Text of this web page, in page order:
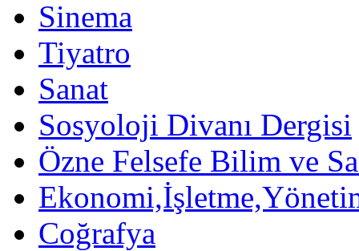
Sinema
Tiyatro
Sanat
Sosyoloji Divanı Dergisi
Özne Felsefe Bilim ve
Coğrafya